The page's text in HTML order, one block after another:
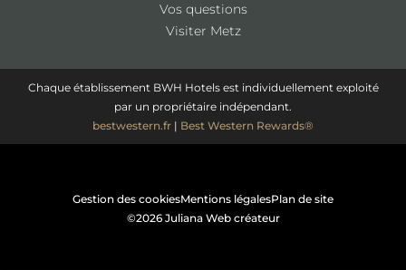
Vos questions
Visiter Metz
Chaque établissement BWH Hotels est individuellement exploité
par un propriétaire indépendant.
bestwestern.fr | Best Western Rewards®
Gestion des cookiesMentions légalesPlan de site
©2026 Juliana Web créateur